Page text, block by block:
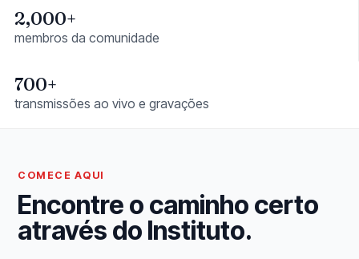
2,000+
membros da comunidade
700+
transmissões ao vivo e gravações
COMECE AQUI
Encontre o caminho certo
através do Instituto.